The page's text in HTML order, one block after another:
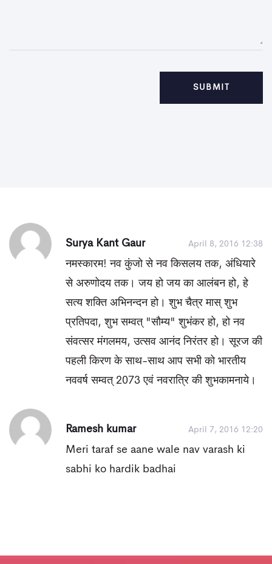
Surya Kant Gaur April 8, 2016 12:38
नमस्कारम! नव कुंजो से नव किसलय तक, अंधियारे
से अरुणोदय तक। जय हो जय का आलंबन हो, हे
सत्य शक्ति अभिनन्दन हो। शुभ चैत्र मास् शुभ
प्रतिपदा, शुभ सम्वत् "सौम्य" शुभंकर हो, हो नव
संवत्सर मंगलमय, उत्सव आनंद निरंतर हो। सूरज की
पहली किरण के साथ-साथ आप सभी को भारतीय
नववर्ष सम्वत् 2073 एवं नवरात्रि की शुभकामनाये।
Ramesh kumar April 7, 2016 12:20
Meri taraf se aane wale nav varash ki
sabhi ko hardik badhai